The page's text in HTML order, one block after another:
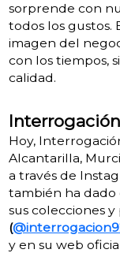
sorprende con
todos los gustos.
imagen del
con los tiempos,
calidad.
Hoy,
Alcantarilla,
a través de
también ha dado
sus colecciones
(
y en su web